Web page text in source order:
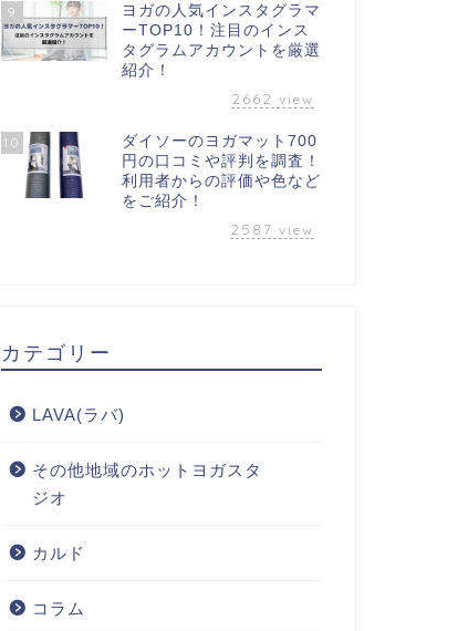
9
ヨガの人気インスタグラマ
ーTOP10！注目のインス
タグラムアカウントを厳選
紹介！
2662 view
10
ダイソーのヨガマット700
円の口コミや評判を調査！
利用者からの評価や色など
をご紹介！
2587 view
カテゴリー
LAVA(ラバ)
その他地域のホットヨガスタ
ジオ
カルド
コラム